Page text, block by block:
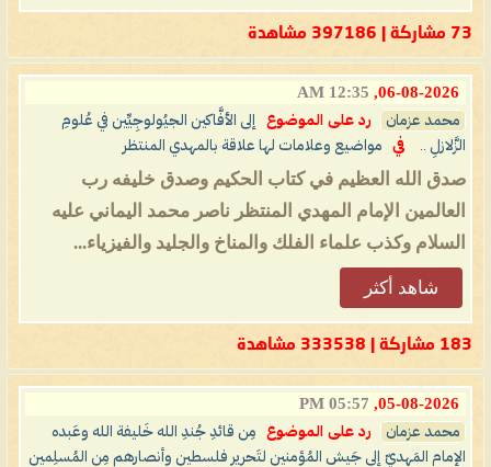
73 مشاركة | 397186 مشاهدة
06-08-2026,
12:35 AM
محمد عزمان رد على الموضوع
إلى الأفَّاكين الجيُولوجِيِّين في عُلومِ
الزَّلازلِ ..
في مواضيع وعلامات لها علاقة بالمهدي المنتظر
صدق الله العظيم في كتاب الحكيم وصدق خليفه رب
العالمين الإمام المهدي المنتظر ناصر محمد اليماني عليه
السلام وكذب علماء الفلك والمناخ والجليد والفيزياء...
شاهد أكثر
183 مشاركة | 333538 مشاهدة
05-08-2026,
05:57 PM
محمد عزمان رد على الموضوع
مِن قائدِ جُندِ الله خَليفة الله وعَبده
الإمام المَهديّ إلى جَيش المُؤمنين لتَحرير فلسطين وأنصارهم مِن المُسلِمين